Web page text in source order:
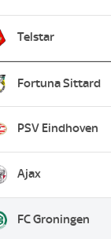
Telstar
Fortuna Sittard
PSV Eindhoven
Ajax
FC Groningen